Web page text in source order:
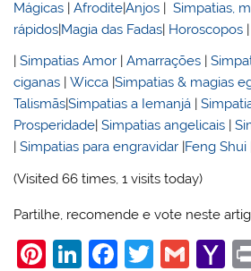
Mágicas |Afrodite|Anjos |Simpatias,
rápidos|Magia das Fadas| Horoscopos |
|Simpatias Amor |Amarrações |
ciganas |Wicca |Simpatias & magias
Talismãs|Simpatias a Iemanjá |
Prosperidade|Simpatias angelicais |
|Simpatias para engravidar |Feng Shui
(Visited 66 times, 1 visits today)
Partilhe, recomende e vote neste
Pi Li F
T
G
Y